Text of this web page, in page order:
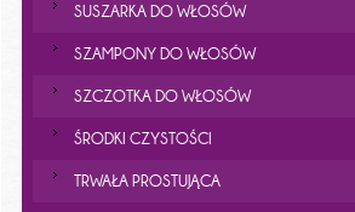
SUSZARKA DO WŁOSÓW
SZAMPONY DO WŁOSÓW
SZCZOTKA DO WŁOSÓW
ŚRODKI CZYSTOŚCI
TRWAŁA PROSTUJĄCA